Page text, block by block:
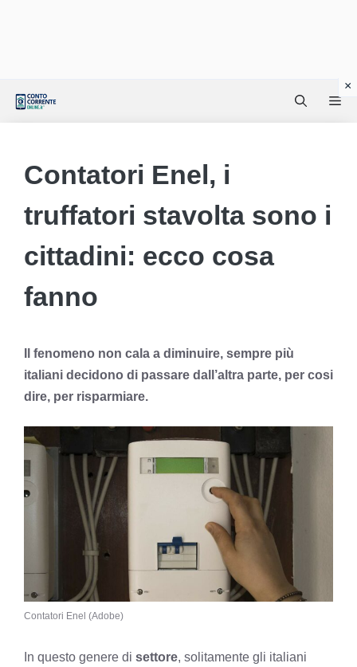
Contatori Enel, i
truffatori stavolta sono i
cittadini: ecco cosa
fanno
Il fenomeno non cala a diminuire, sempre più
italiani decidono di passare dall’altra parte, per cosi
dire, per risparmiare.
Contatori Enel (Adobe)
In questo genere di settore, solitamente gli italiani